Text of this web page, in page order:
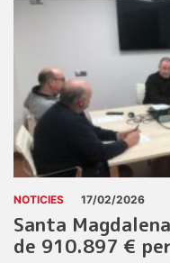
NOTICIES 17/02/2026
Santa
de 910.897 €